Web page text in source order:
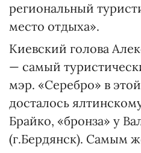
региональный
место отдыха».
Киевский голова
— самый
мэр. «Серебро» в
досталось
Брайко, «бронза» у
(г.Бердянск). Самым